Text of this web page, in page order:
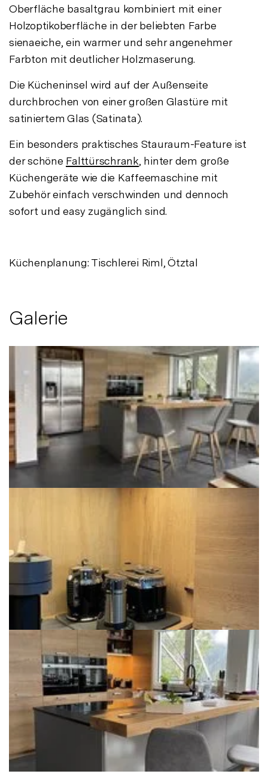
Oberfläche basaltgrau kombiniert mit einer
Holzoptikoberfläche in der beliebten Farbe
sienaeiche, ein warmer und sehr angenehmer
Farbton mit deutlicher Holzmaserung.
Die Kücheninsel wird auf der Außenseite
durchbrochen von einer großen Glastüre mit
satiniertem Glas (Satinata).
Ein besonders praktisches Stauraum-Feature ist
der schöne Falttürschrank, hinter dem große
Küchengeräte wie die Kaffeemaschine mit
Zubehör einfach verschwinden und dennoch
sofort und easy zugänglich sind.
Küchenplanung: Tischlerei Riml, Ötztal
Galerie